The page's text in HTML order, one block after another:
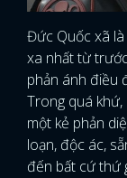
Đức Quốc xã
xa nhất từ
phản ánh điều
Trong quá khứ,
một kẻ phản
loạn, độc ác,
đến bất cứ thứ